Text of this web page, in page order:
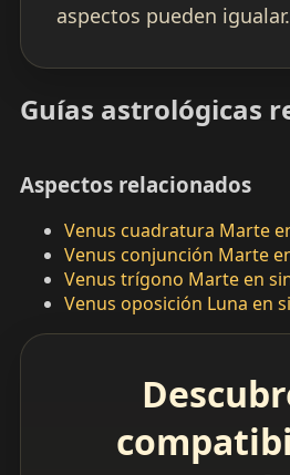
aspectos pueden igualar.
Guías astrológicas
Aspectos relacionados
Venus cuadratura Marte
Venus conjunción Marte
Venus trígono Marte en
Venus oposición Luna en